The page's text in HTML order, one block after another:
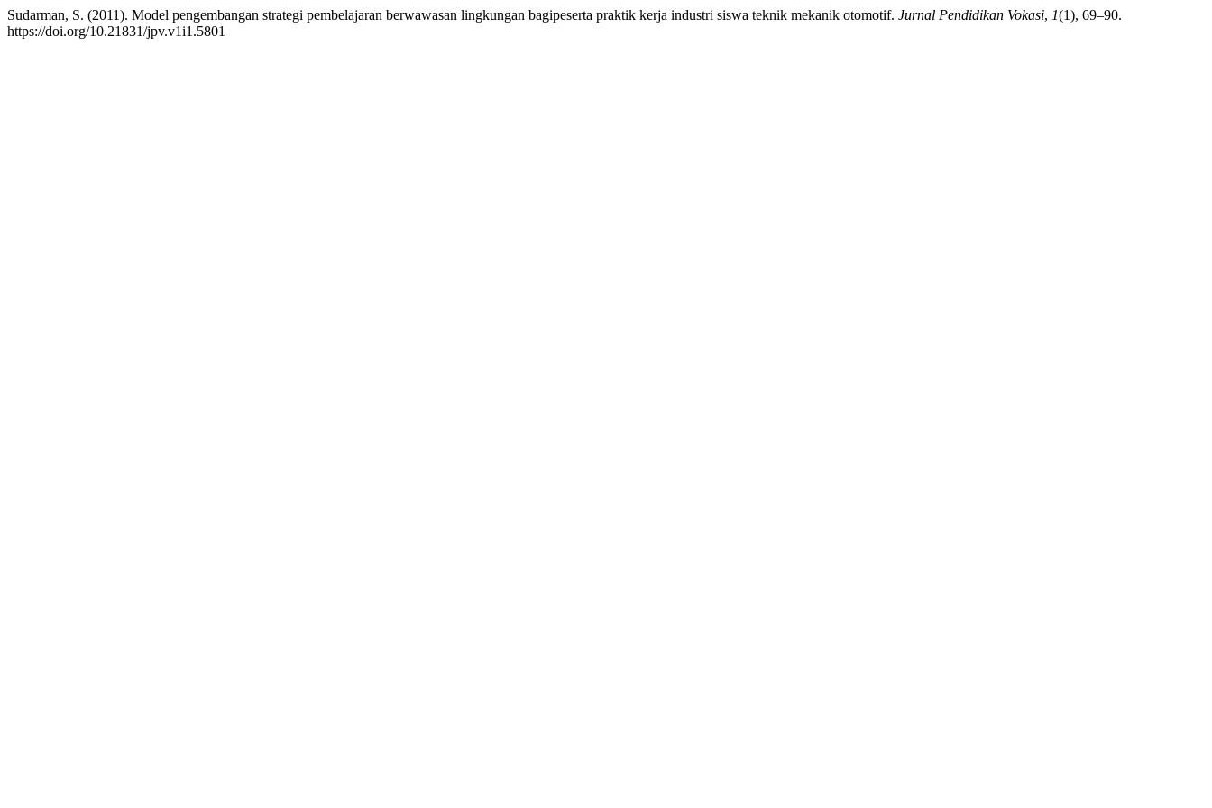
Sudarman, S. (2011). Model pengembangan strategi pembelajaran berwawasan lingkungan bagipeserta praktik kerja industri siswa teknik mekanik otomotif. Jurnal Pendidikan Vokasi, 1(1), 69–90.
https://doi.org/10.21831/jpv.v1i1.5801